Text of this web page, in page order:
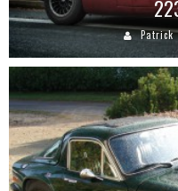
Patrick